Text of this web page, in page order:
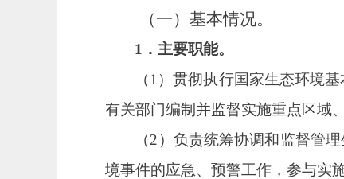
（一）基本情况。
1．主要职能。
（1 ）贯彻执行国家生态环境
有关部门编制并监督实施重点区域
（2 ） 负责统筹协调和监督管
境事件的应急、预警工作，参与实